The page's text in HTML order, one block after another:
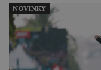
NOVINKY